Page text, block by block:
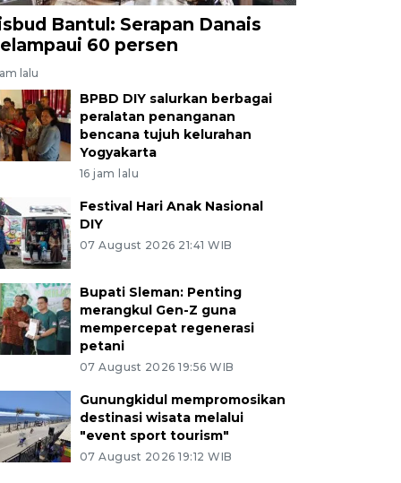
Bantul: Serapan Danais
60 persen
lalu
BPBD DIY salurkan berbagai
peralatan penanganan
bencana tujuh kelurahan
Yogyakarta
16 jam lalu
Festival Hari Anak Nasional
DIY
07 August 2026 21:41 WIB
Bupati Sleman: Penting
merangkul Gen-Z guna
mempercepat regenerasi
petani
07 August 2026 19:56 WIB
Gunungkidul mempromosikan
destinasi wisata melalui
"event sport tourism"
07 August 2026 19:12 WIB